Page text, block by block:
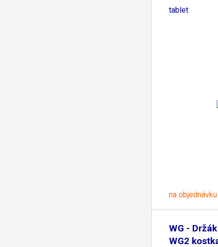
tablet
na objednávku
WG -
WG2